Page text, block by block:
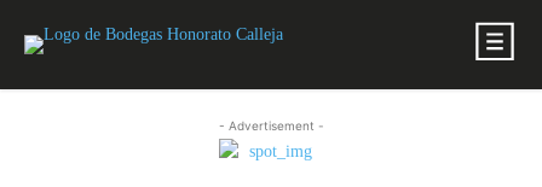
- Advertisement -